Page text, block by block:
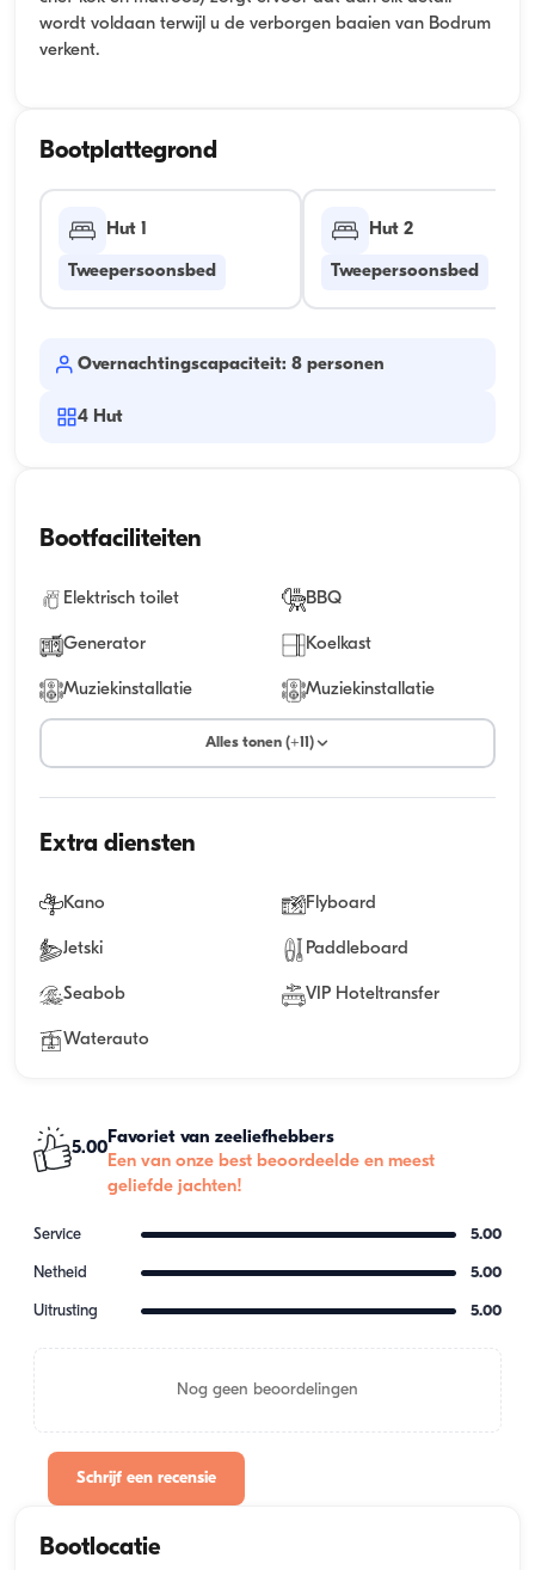
wordt voldaan terwijl u de verborgen baaien van Bodrum
verkent.
Bootplattegrond
Hut 1
Tweepersoonsbed
Hut 2
Tweepersoonsbed
Overnachtingscapaciteit: 8 personen
4 Hut
Bootfaciliteiten
Elektrisch toilet BBQ
Generator Koelkast
Muziekinstallatie Muziekinstallatie
Alles tonen (+11)
Extra diensten
Kano Flyboard
Jetski Paddleboard
Seabob VIP Hoteltransfer
Waterauto
5.00
Favoriet van zeeliefhebbers
Een van onze best beoordeelde en meest
geliefde jachten!
Service 5.00
Netheid 5.00
Uitrusting 5.00
Nog geen beoordelingen
Schrijf een recensie
Bootlocatie